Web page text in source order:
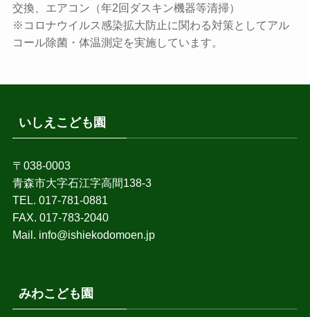
交換、エアコン（年2回ダスキン機器等清掃）
※コロナウイルス感染拡大防止に関わる対策としてアル
コール除菌・体温測定を実施しています。
いしえこども園
〒038-0003
青森市大字石江字高間138-3
TEL. 017-781-0881
FAX. 017-783-2040
Mail. info@ishiekodomoen.jp
みわこども園